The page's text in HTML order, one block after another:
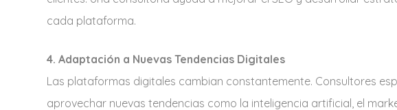
cada plataforma.
4. Adaptación a Nuevas Tendencias Digitales
Las plataformas digitales cambian constantemente. Consultores
aprovechar nuevas tendencias como la inteligencia artificial, el